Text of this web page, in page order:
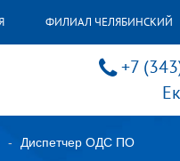
ФИЛИАЛ ЧЕЛЯБИНСКИЙ
+7
Диспетчер ОДС ПО